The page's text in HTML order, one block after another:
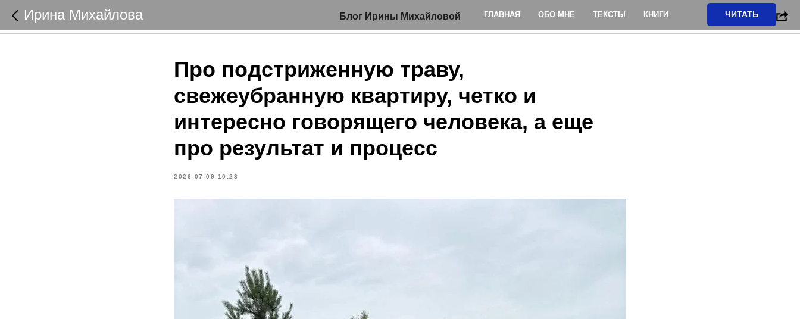
Блог Ирины Михайловой
Про подстриженную траву,
свежеубранную квартиру, четко и
интересно говорящего человека, а еще
про результат и процесс
2026-07-09 10:23
Ирина Михайлова ГЛАВНАЯ ОБО МНЕ ТЕКСТЫ КНИГИ ЧИТАТЬ